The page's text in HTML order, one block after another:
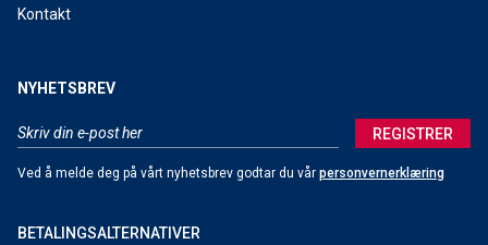
Kontakt
NYHETSBREV
REGISTRER
Ved å melde deg på vårt nyhetsbrev godtar du vår personvernerklæring
BETALINGSALTERNATIVER